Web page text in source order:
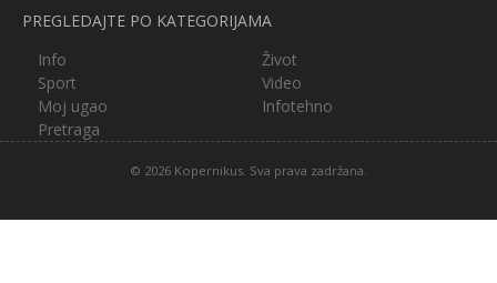
PREGLEDAJTE PO KATEGORIJAMA
Info
Život
Sport
Video
Moj ugao
Infotehno
Pretraga
© 2026 Kopernikus. Sva prava zadržana.